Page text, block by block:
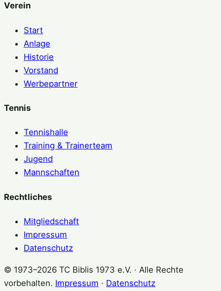
Verein
Start
Anlage
Historie
Vorstand
Werbepartner
Tennis
Tennishalle
Training & Trainerteam
Jugend
Mannschaften
Rechtliches
Mitgliedschaft
Impressum
Datenschutz
© 1973–2026 TC Biblis 1973 e.V. · Alle Rechte
vorbehalten. Impressum · Datenschutz